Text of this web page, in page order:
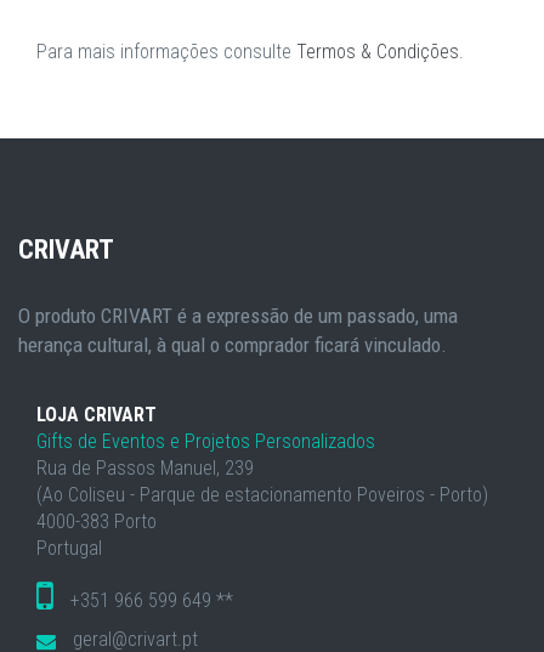
Para mais informações consulte Termos & Condições.
CRIVART
O produto CRIVART é a expressão de um passado, uma
herança cultural, à qual o comprador ficará vinculado.
LOJA CRIVART
Gifts de Eventos e Projetos Personalizados
Rua de Passos Manuel, 239
(Ao Coliseu - Parque de estacionamento Poveiros - Porto)
4000-383 Porto
Portugal
+351 966 599 649 **
geral@crivart.pt